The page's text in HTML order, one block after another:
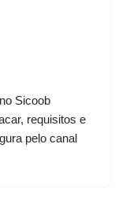
Sicoob
requisitos e
pelo canal